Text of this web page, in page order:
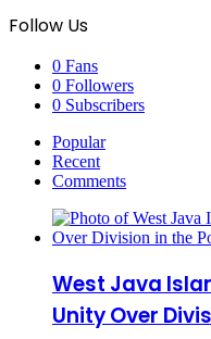
Follow Us
0 Fans
0 Followers
0 Subscribers
Popular
Recent
Comments
West Java
Unity Over